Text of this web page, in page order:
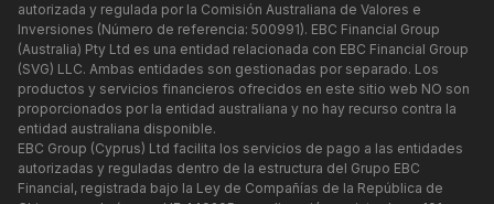
autorizada y regulada por la Comisión Australiana de Valores e
Inversiones (Número de referencia: 500991). EBC Financial Group
(Australia) Pty Ltd es una entidad relacionada con EBC Financial Group
(SVG) LLC. Ambas entidades son gestionadas por separado. Los
productos y servicios financieros ofrecidos en este sitio web NO son
proporcionados por la entidad australiana y no hay recurso contra la
entidad australiana disponible.
EBC Group (Cyprus) Ltd facilita los servicios de pago a las entidades
autorizadas y reguladas dentro de la estructura del Grupo EBC
Financial, registrada bajo la Ley de Compañías de la República de